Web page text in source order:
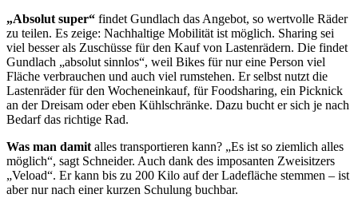
„Absolut super“ findet Gundlach das Angebot, so wertvolle Räder
zu teilen. Es zeige: Nachhaltige Mobilität ist möglich. Sharing sei
viel besser als Zuschüsse für den Kauf von Lastenrädern. Die findet
Gundlach „absolut sinnlos“, weil Bikes für nur eine Person viel
Fläche verbrauchen und auch viel rumstehen. Er selbst nutzt die
Lastenräder für den Wocheneinkauf, für Foodsharing, ein Picknick
an der Dreisam oder eben Kühlschränke. Dazu bucht er sich je nach
Bedarf das richtige Rad.
Was man damit alles transportieren kann? „Es ist so ziemlich alles
möglich“, sagt Schneider. Auch dank des imposanten Zweisitzers
„Veload“. Er kann bis zu 200 Kilo auf der Ladefläche stemmen – ist
aber nur nach einer kurzen Schulung buchbar.